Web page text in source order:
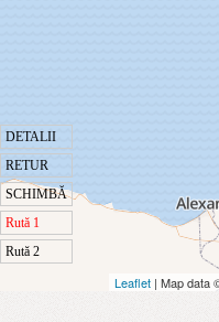
DETALII
RETUR
SCHIMBĂ
Rută 1
Rută 2